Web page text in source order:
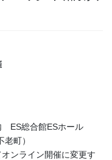
ES総合館ESホール
町）
ンライン開催に変更す